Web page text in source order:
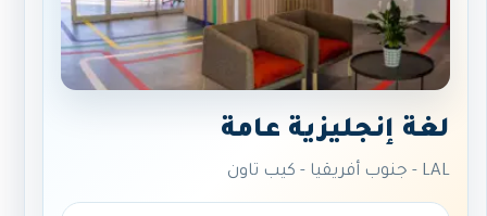
لغة إنجليزية عامة
LAL - جنوب أفريقيا - كيب تاون